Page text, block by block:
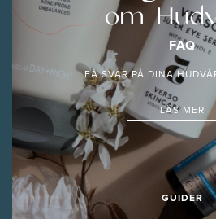
om
FAQ
FÅ SVAR PÅ DINA
LÄS MER
GUIDER